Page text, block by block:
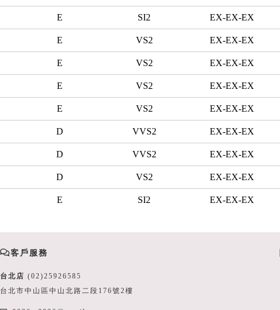
E SI2 EX-EX-EX
E VS2 EX-EX-EX
E VS2 EX-EX-EX
E VS2 EX-EX-EX
E VS2 EX-EX-EX
D VVS2 EX-EX-EX
D VVS2 EX-EX-EX
D VS2 EX-EX-EX
E SI2 EX-EX-EX
客戶服務
台北店 (02)25926585
台北市中山區中山北路二段176號2樓